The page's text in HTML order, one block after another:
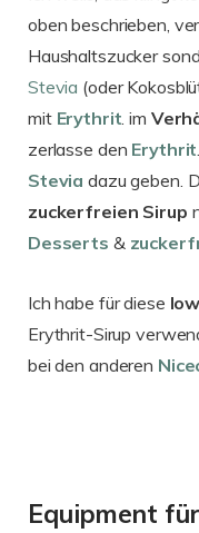
oben beschrieben,
Haushaltszucker
Stevia (oder
mit Erythrit . im
zerlasse den Erythrit
Stevia dazu geben.
zuckerfreien Sirup
Desserts &
Ich habe für diese
Erythrit-Sirup
bei den anderen
Equipment